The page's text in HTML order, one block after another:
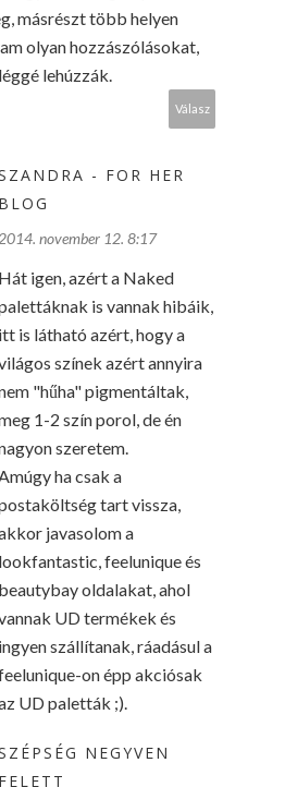
másrészt több helyen
olyan hozzászólásokat,
lehúzzák.
Válasz
- FOR HER
BLOG
2014. november 12. 8:17
Hát igen, azért a Naked
is vannak hibáik,
itt is látható azért, hogy a
színek azért annyira
"hűha" pigmentáltak,
1-2 szín porol, de én
szeretem.
Amúgy ha csak a
tart vissza,
javasolom a
lookfantastic, feelunique és
beautybay oldalakat, ahol
UD termékek és
ingyen szállítanak, ráadásul a
on épp akciósak
UD paletták ;).
NEGYVEN
FELETT